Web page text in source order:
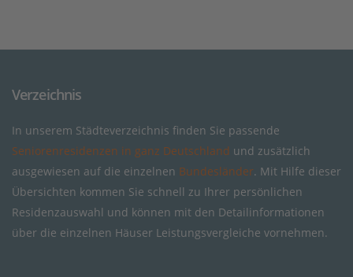
Verzeichnis
In unserem Städteverzeichnis finden Sie passende
Seniorenresidenzen in ganz Deutschland und zusätzlich
ausgewiesen auf die einzelnen Bundesländer. Mit Hilfe dieser
Übersichten kommen Sie schnell zu Ihrer persönlichen
Residenzauswahl und können mit den Detailinformationen
über die einzelnen Häuser Leistungsvergleiche vornehmen.